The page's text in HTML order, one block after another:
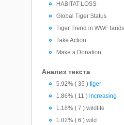
HABITAT LOSS
Global Tiger Status
Tiger Trend in WWF
Take Action
Make a Donation
Анализ текста
5.92% ( 35 )tiger
1.86% ( 11 )increasing
1.18% ( 7 ) wildlife
1.02% ( 6 ) wild